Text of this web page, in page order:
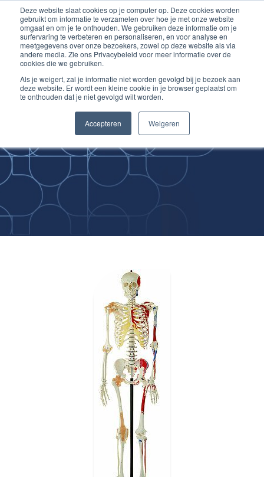
Deze website slaat cookies op je computer op. Deze cookies worden
gebruikt om informatie te verzamelen over hoe je met onze website
omgaat en om je te onthouden. We gebruiken deze informatie om je
surfervaring te verbeteren en personaliseren, en voor analyse en
meetgegevens over onze bezoekers, zowel op deze website als via
andere media. Zie ons Privacybeleid voor meer informatie over de
cookies die we gebruiken.
Als je weigert, zal je informatie niet worden gevolgd bij je bezoek aan
deze website. Er wordt een kleine cookie in je browser geplaatst om
te onthouden dat je niet gevolgd wilt worden.
Accepteren Weigeren
Inloggen account
Ga
naar
de
inhoud
Improving
Medical Skills